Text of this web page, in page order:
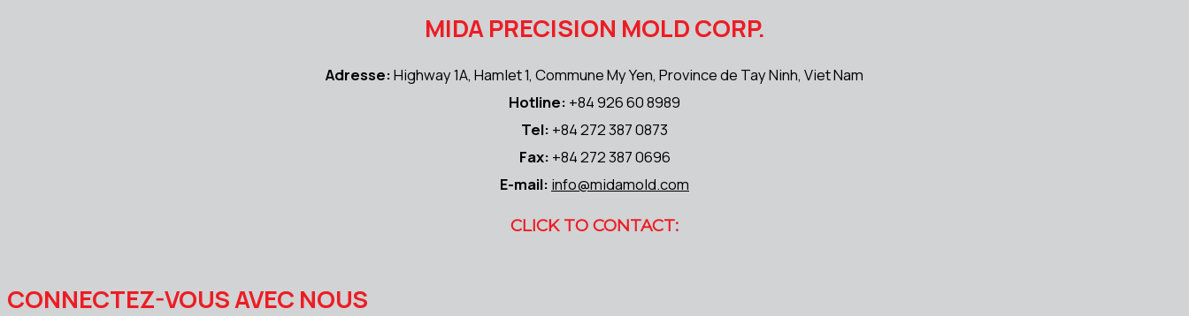
MIDA PRECISION MOLD CORP.
Adresse:Highway 1A, Hamlet 1, Commune My Yen, Province de Tay Ninh, Viet Nam
Hotline: +84 926 60 8989
Tel: +84 272 387 0873
Fax: +84 272 387 0696
E-mail: info@midamold.com
CLICK TO CONTACT:
CONNECTEZ-VOUS AVEC NOUS